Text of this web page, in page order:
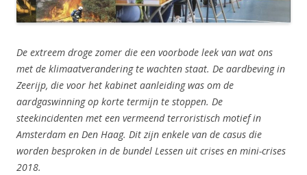
De extreem droge zomer die een voorbode leek van wat ons
met de klimaatverandering te wachten staat. De aardbeving in
Zeerijp, die voor het kabinet aanleiding was om de
aardgaswinning op korte termijn te stoppen. De
steekincidenten met een vermeend terroristisch motief in
Amsterdam en Den Haag. Dit zijn enkele van de casus die
worden besproken in de bundel Lessen uit crises en mini-crises
2018.